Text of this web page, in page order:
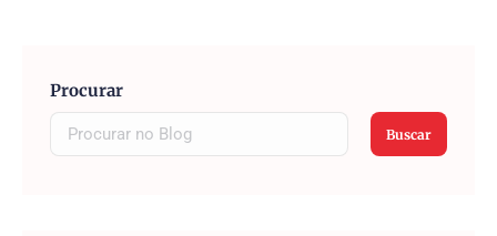
Procurar
Buscar